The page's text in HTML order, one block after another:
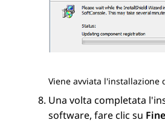
Viene avviata l'installazione
Una volta completata
software, fare clic su Fine